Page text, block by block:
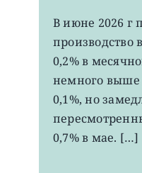
В июне 2026 г
производство
0,2% в
немного
0,1%, но
0,7% в мае. […]